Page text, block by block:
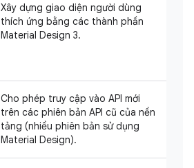
Xây dựng giao diện người dùng
thích ứng bằng các thành phần
Material Design 3.
Cho phép truy cập vào API mới
trên các phiên bản API cũ của nền
tảng (nhiều phiên bản sử dụng
Material Design).